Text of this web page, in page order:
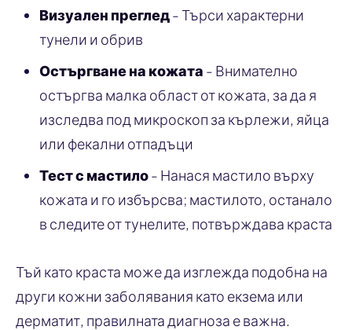
Визуален преглед- Търси характерни
тунели и обрив
Остъргване на кожата - Внимателно
остъргва малка област от кожата, за да я
изследва под микроскоп за кърлежи, яйца
или фекални отпадъци
Тест с мастило- Нанася мастило върху
кожата и го избърсва; мастилото, останало
в следите от тунелите, потвърждава краста
Тъй като краста може да изглежда подобна на
други кожни заболявания като екзема или
дерматит, правилната диагноза е важна.